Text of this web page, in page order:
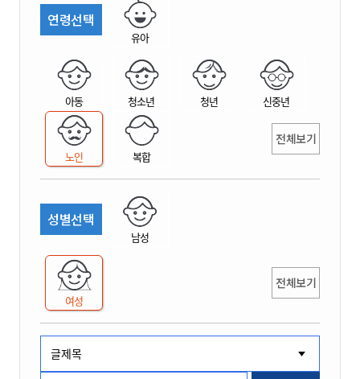
연령선택
유아
아동 청소년 청년 신중년
노인 복합
전체보기
성별선택
남성
여성
전체보기